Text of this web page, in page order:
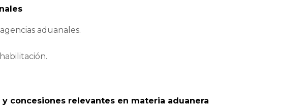
aduanales.
concesiones relevantes en materia aduanera